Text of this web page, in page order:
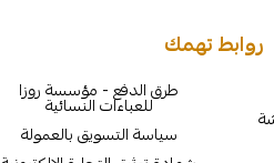
روابط تهمك
طرق الدفع - مؤسسة روزا
للعباءات النسائية
سياسة التسويق بالعمولة